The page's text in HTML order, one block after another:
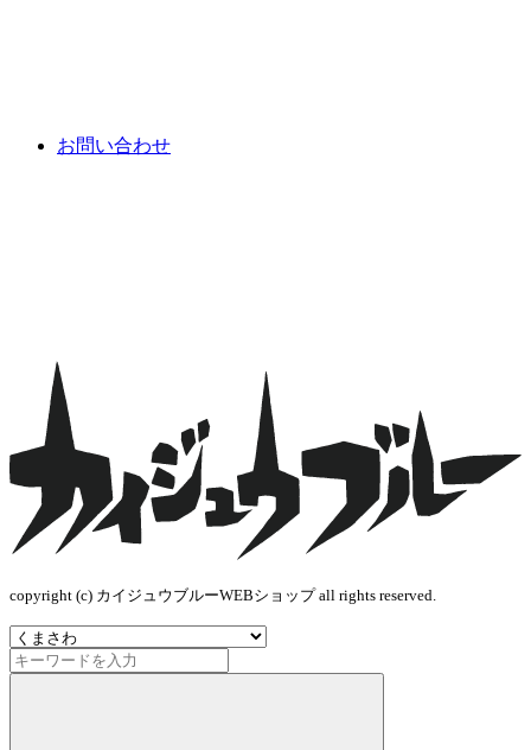
お問い合わせ
copyright (c) カイジュウブルーWEBショップ all rights reserved.